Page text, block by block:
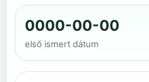
0000-00-00
első ismert dátum